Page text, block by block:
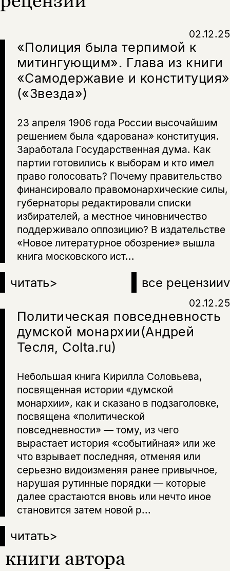
«Полиция была терпимой к
митингующим». Глава из книги
«Самодержавие и конституция»
(«Звезда»)
02.12.25
23 апреля 1906 года России высочайшим
решением была «дарована» конституция.
Заработала Государственная дума. Как
партии готовились к выборам и кто имел
право голосовать? Почему правительство
финансировало правомонархические силы,
губернаторы редактировали списки
избирателей, а местное чиновничество
поддерживало оппозицию? В издательстве
«Новое литературное обозрение» вышла
книга московского ист...
читать> все рецензииv
Политическая повседневность
думской монархии(Андрей
Тесля, Colta.ru)
02.12.25
Небольшая книга Кирилла Соловьева,
посвященная истории «думской
монархии», как и сказано в подзаголовке,
посвящена «политической
повседневности» — тому, из чего
вырастает история «событийная» или же
что взрывает последняя, отменяя или
серьезно видоизменяя ранее привычное,
нарушая рутинные порядки — которые
далее срастаются вновь или нечто иное
становится затем новой р...
читать>
книги автора
Копировать